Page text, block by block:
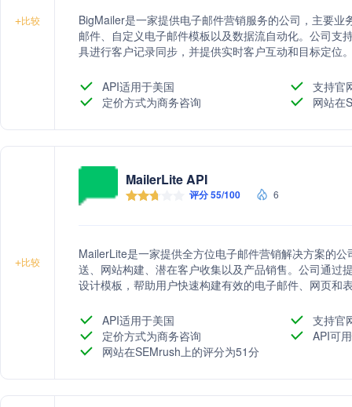
+比较
BigMailer是一家提供电子邮件营销服务的公司，主要
邮件、自定义电子邮件模板以及数据流自动化。公司
具进行客户记录同步，并提供实时客户互动和目标定位
API适用于美国
支持官
定价方式为商务咨询
网站在
+比较
MailerLite API
评分 55/100 6
MailerLite是一家提供全方位电子邮件营销解决方案的
送、网站构建、潜在客户收集以及产品销售。公司通过
设计模板，帮助用户快速构建有效的电子邮件、网页和
API适用于美国
支持官
定价方式为商务咨询
API可
网站在SEMrush上的评分为51分